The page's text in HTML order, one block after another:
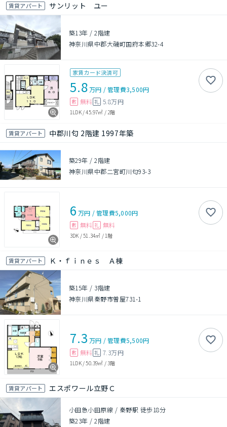
賃貸アパート サンリット ユー
築13年 /2階建
神奈川県中郡大磯町国府本郷32-4
家賃カード決済可
5.8万円 /管理費3,500円
敷 無料 礼 5.8万円
1LDK/45.97㎡ /2階
賃貸アパート 中郡川匂 2階建 1997年築
築29年 /2階建
神奈川県中郡二宮町川匂93-3
6 万円 /管理費5,000円
敷 無料 礼 無料
3DK /51.34㎡ / 1階
賃貸アパート Ｋ・ｆｉｎｅｓ Ａ棟
築15年 / 3階建
神奈川県秦野市曽屋731-1
7.3 万円 /管理費5,500円
敷 無料 礼 7.3万円
1LDK/50.39㎡ /3階
賃貸アパート エスポワール立野Ｃ
小田急小田原線 / 秦野駅 徒歩18分
築23年 /2階建